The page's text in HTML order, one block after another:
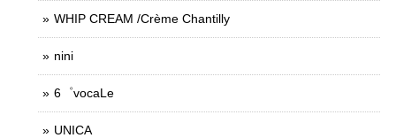
WHIP CREAM /Crème Chantilly
nini
6゜vocaLe
UNICA